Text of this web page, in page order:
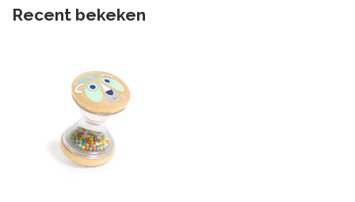
Recent bekeken